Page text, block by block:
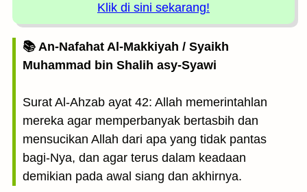
Klik di sini sekarang!
📚 An-Nafahat Al-Makkiyah / Syaikh
Muhammad bin Shalih asy-Syawi
Surat Al-Ahzab ayat 42: Allah memerintahlan
mereka agar memperbanyak bertasbih dan
mensucikan Allah dari apa yang tidak pantas
bagi-Nya, dan agar terus dalam keadaan
demikian pada awal siang dan akhirnya.